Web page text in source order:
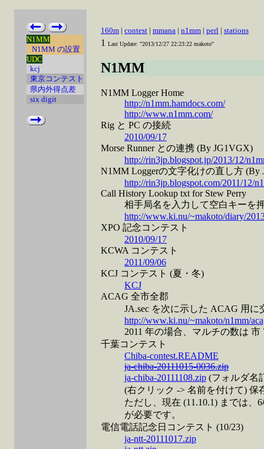
N1MM
N1MM の設置
UDC
kcj
東京コンテスト
県内外得点差
six digit
160m | contest | mmana | n1mm | perl | stations
1 Last Update: "2013/12/27 22:23:22 makoto"
N1MM
N1MM Logger Home
http://n1mm.hamdocs.com/
http://www.n1mm.com/
Rig と PC の接続
2010/09/17
Morse Runner との連携 (By JG1VGX)
http://rin3jp.blogspot.jp/2013/12/
N1MM Loggerの文字化けの直し方 (By
http://rin3jp.blogspot.com/2011/12/
Call History Lookup txt for Stew Perry
相手局名を入力して空白キーを
http://www.ki.nu/~makoto/diary/
XPO 記念コンテスト
2010/09/17
KCWA コンテスト
2011/09/06
KCJ コンテスト (夏・冬)
KCJ
ACAG 全市全郡
JA.sec を次に示した ACAG 用
http://www.ki.nu/~makoto/n1mm/
2011 年の場合、マルチの数は 市
千葉コンテスト
Chiba-contest.README
ja-chiba-20111015-0036.zip
ja-chiba-20111108.zip (フォルダ名
(右クリック -> 名前を付けて) 保
ただし、現在 (11.10.1) までは
が必要です。
電信電話記念日コンテスト (10/23)
ja-ntt-20111017.zip